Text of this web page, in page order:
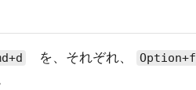
を、それぞれ、 Option+f